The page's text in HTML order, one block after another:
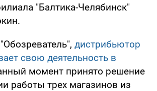
"Балтика-Челябинск"
дистрибьютор
свою деятельность в
момент принято решение
работы трех магазинов из